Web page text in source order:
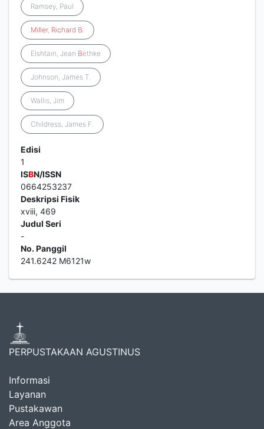
Ramsey, Paul
Miller, Richard B.
Elshtain, Jean Bethke
Johnson, James T.
Wallis, Jim
Childress, James F.
Edisi
1
ISBN/ISSN
0664253237
Deskripsi Fisik
xviii, 469
Judul Seri
-
No. Panggil
241.6242 M6121w
PERPUSTAKAAN AGUSTINUS
Informasi
Layanan
Pustakawan
Area Anggota